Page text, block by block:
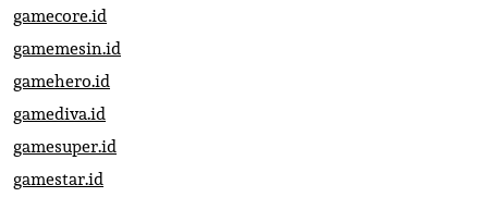
gamecore.id
gamemesin.id
gamehero.id
gamediva.id
gamesuper.id
gamestar.id